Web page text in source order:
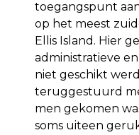
toegangspunt
op het meest
Ellis Island. Hier
administratieve
niet geschikt
teruggestuurd
men gekomen
soms uiteen